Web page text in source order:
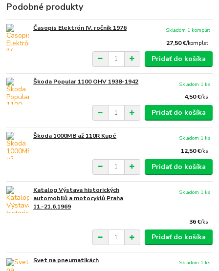
Podobné produkty
Časopis Elektrón IV. ročník 1976
27,50 €/komplet
Skladom 1 komplet
Pridať do košíka
Škoda Popular 1100 OHV 1938-1942
4,50 €/ks
Skladom 1 ks
Pridať do košíka
Škoda 1000MB až 110R Kupé
12,50 €/ks
Skladom 1 ks
Pridať do košíka
Katalog Výstava historických
automobilů a motocyklů Praha
11.-21.6.1969
36 €/ks
Skladom 1 ks
Pridať do košíka
Svet na pneumatikách
Skladom 1 ks